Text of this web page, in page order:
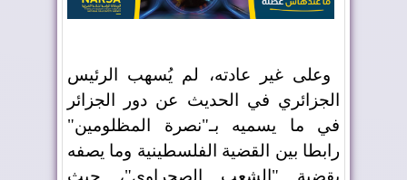
وعلى غير عادته، لم يُسهب الرئيس
الجزائري في الحديث عن دور الجزائر
في ما يسميه بـ"نصرة المظلومين"
رابطا بين القضية الفلسطينية وما يصفه
بقضية "الشعب الصحراوي"، حيث